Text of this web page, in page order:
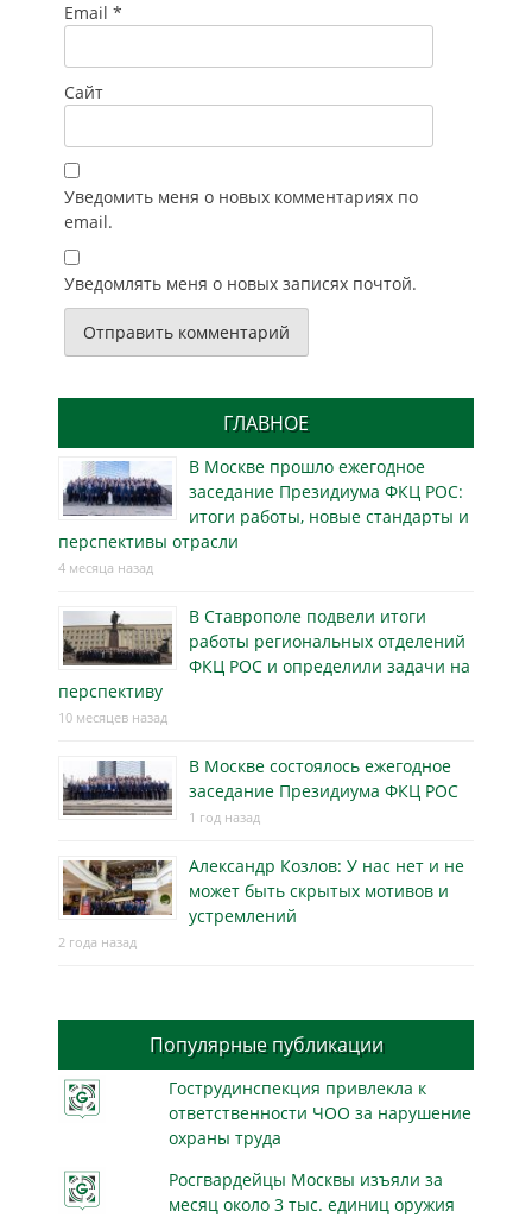
Email *
Сайт
Уведомить меня о новых комментариях по
email.
Уведомлять меня о новых записях почтой.
ГЛАВНОЕ
В Москве прошло ежегодное
заседание Президиума ФКЦ РОС:
итоги работы, новые стандарты и
перспективы отрасли
4 месяца назад
В Ставрополе подвели итоги
работы региональных отделений
ФКЦ РОС и определили задачи на
перспективу
10 месяцев назад
В Москве состоялось ежегодное
заседание Президиума ФКЦ РОС
1 год назад
Александр Козлов: У нас нет и не
может быть скрытых мотивов и
устремлений
2 года назад
Популярные публикации
Гострудинспекция привлекла к
ответственности ЧОО за нарушение
охраны труда
Росгвардейцы Москвы изъяли за
месяц около 3 тыс. единиц оружия